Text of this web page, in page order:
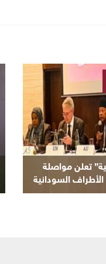
تعلن مواصلة
السودانية